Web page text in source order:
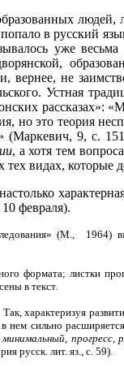
людей,
в русский
уже
вернее, не
Устная
рассказах»:
но это теория
(Маркевич, 9, с.
, а хотя тем
тех видах,
февраля).
(М., 1964)
формата; листки
в текст.
характеризуя
сильно
минимальный, прогресс,
русск. лит. яз., с. 59).